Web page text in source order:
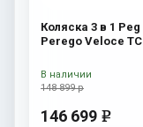
Коляска 3 в 1 Peg
Perego Veloce TC
Bark New
148 899 р
146 699 e
В наличии